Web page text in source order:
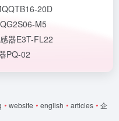
20D
M5
器E3T-FL22
PQ-02
• website • english • articles • 企